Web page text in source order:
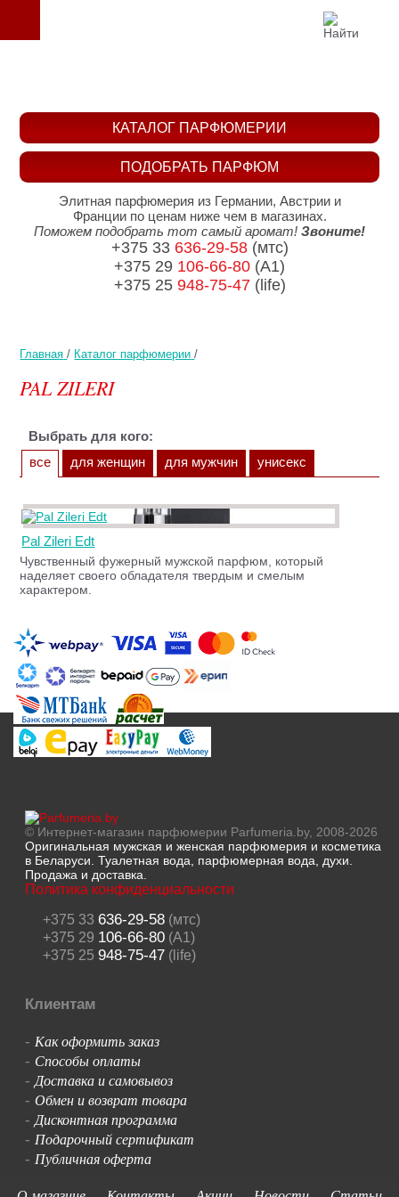
Главная / Каталог парфюмерии /
PAL ZILERI
Выбрать для кого:
все
для женщин для мужчин унисекс
Pal Zileri Edt
Чувственный фужерный мужской парфюм, который
наделяет своего обладателя твердым и смелым
характером.
ПОДОБРАТЬ ПАРФЮМ
КАТАЛОГ ПАРФЮМЕРИИ
Элитная парфюмерия из Германии, Австрии и
Франции по ценам ниже чем в магазинах.
Поможем подобрать тот самый аромат! Звоните!
+375 33 636-29-58(мтс)
+375 29 106-66-80 (A1)
+375 25 948-75-47(life)
© Интернет-магазин парфюмерии Parfumeria.by, 2008-2026
Оригинальная мужская и женская парфюмерия и косметика
в Беларуси. Туалетная вода, парфюмерная вода, духи.
Продажа и доставка.
Политика конфиденциальности
+375 33 636-29-58(мтс)
+375 29 106-66-80(A1)
+375 25 948-75-47(life)
Клиентам
- Как оформить заказ
- Способы оплаты
-Доставка и самовывоз
- Обмен и возврат товара
-Дисконтная программа
- Подарочный сертификат
- Публичная оферта